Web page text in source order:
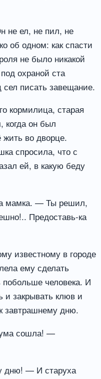
не ел, не пил, не
об одном: как спасти
не было никакой
охраной ста
писать завещание.
кормилица, старая
когда он был
жить во дворце.
спросила, что с
ей, в какую беду
мамка. — Ты решил,
Предоставь-ка
известному в городе
ему сделать
побольше человека. И
и закрывать клюв и
завтрашнему дню.
сошла! —
дню! — И старуха